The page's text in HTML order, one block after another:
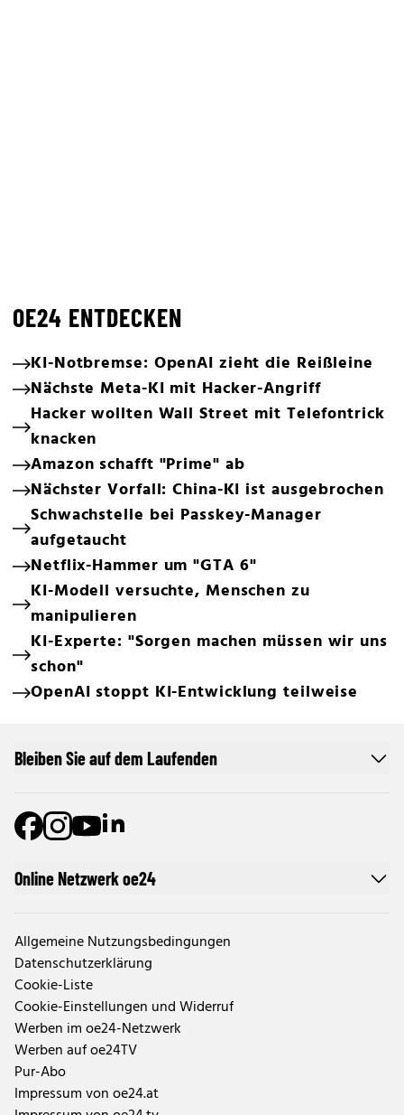
OE24 ENTDECKEN
KI-Notbremse: OpenAI zieht die Reißleine
Nächste Meta-KI mit Hacker-Angriff
Hacker wollten Wall Street mit Telefontrick
knacken
Amazon schafft "Prime" ab
Nächster Vorfall: China-KI ist ausgebrochen
Schwachstelle bei Passkey-Manager
aufgetaucht
Netflix-Hammer um "GTA 6"
KI-Modell versuchte, Menschen zu
manipulieren
KI-Experte: "Sorgen machen müssen wir uns
schon"
OpenAI stoppt KI-Entwicklung teilweise
Online Netzwerk oe24
Allgemeine Nutzungsbedingungen
Datenschutzerklärung
Cookie-Liste
Cookie-Einstellungen und Widerruf
Werben im oe24-Netzwerk
Werben auf oe24TV
Pur-Abo
Impressum von oe24.at
Bleiben Sie auf dem Laufenden